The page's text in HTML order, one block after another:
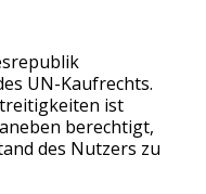
UN-Kaufrechts.
ist
berechtigt,
des Nutzers zu